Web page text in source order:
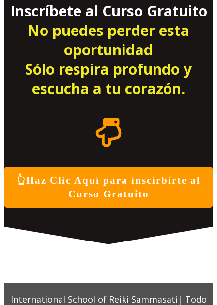
Inscríbete al Curso Gratuito
No puedes perder esta
oportunidad
Sólo respira profundo y
escucha a tu corazón.
👆Haz Clic Aquí para inscirbirte al
Curso Gratuito
International School of Reiki Sammasati| Todo